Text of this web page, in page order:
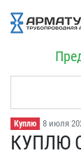
Куплю 8 июля
КУПЛЮ